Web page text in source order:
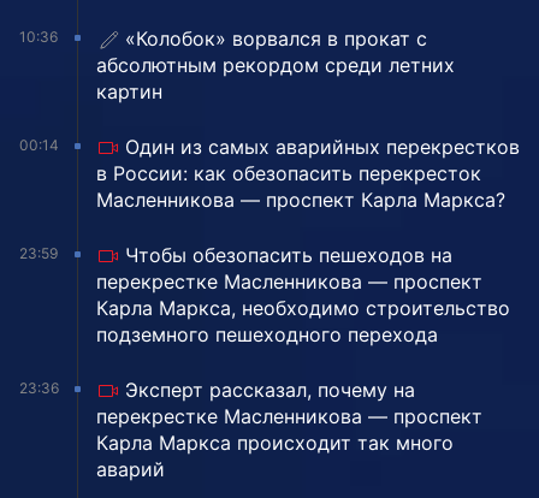
10:36
«Колобок» ворвался в прокат с
абсолютным рекордом среди летних
картин
00:14
Один из самых аварийных перекрестков
в России: как обезопасить перекресток
Масленникова — проспект Карла Маркса?
23:59
Чтобы обезопасить пешеходов на
перекрестке Масленникова — проспект
Карла Маркса, необходимо строительство
подземного пешеходного перехода
23:36
Эксперт рассказал, почему на
перекрестке Масленникова — проспект
Карла Маркса происходит так много
аварий